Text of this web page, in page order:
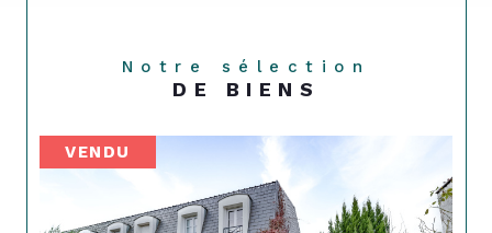
Notre sélection
DE BIENS
VENDU